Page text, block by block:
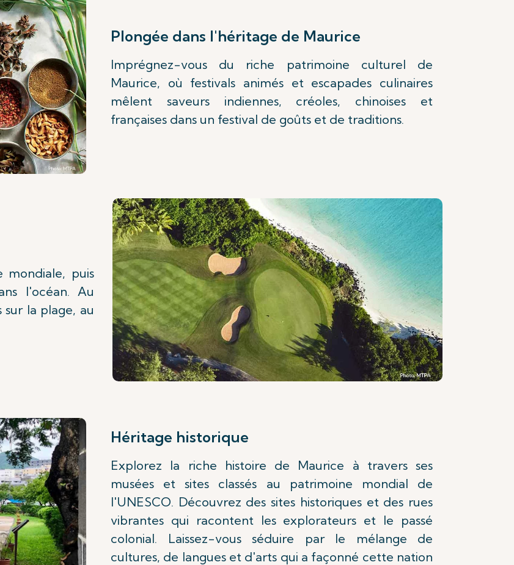
Plongée dans l'héritage de Maurice
Imprégnez-vous du riche patrimoine culturel de
Maurice, où festivals animés et escapades culinaires
mêlent saveurs indiennes, créoles, chinoises et
françaises dans un festival de goûts et de traditions.
mondiale, puis
l'océan. Au
la plage, au
Héritage historique
Explorez la riche histoire de Maurice à travers ses
musées et sites classés au patrimoine mondial de
l'UNESCO. Découvrez des sites historiques et des rues
vibrantes qui racontent les explorateurs et le passé
colonial. Laissez-vous séduire par le mélange de
cultures, de langues et d'arts qui a façonné cette nation